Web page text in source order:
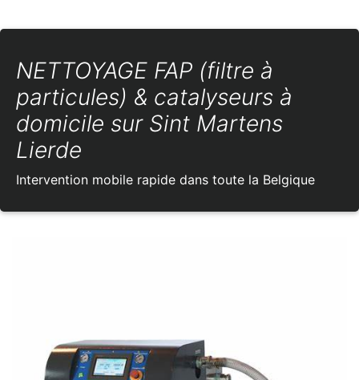
NETTOYAGE FAP (filtre à
particules) & catalyseurs à
domicile sur Sint Martens
Lierde
Intervention mobile rapide dans toute la Belgique